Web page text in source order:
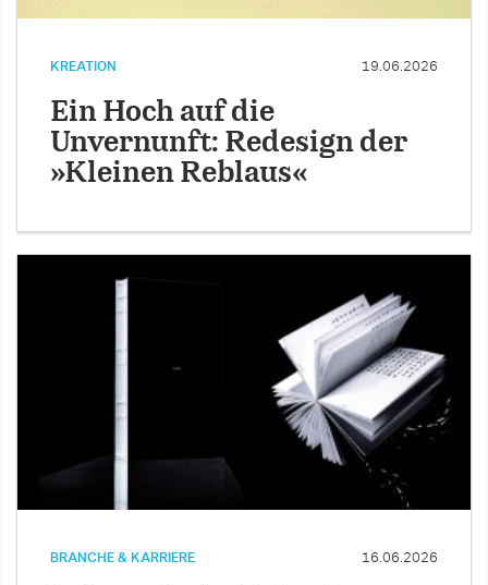
KREATION 19.06.2026
Ein Hoch auf die
Unvernunft: Redesign der
»Kleinen Reblaus«
BRANCHE & KARRIERE 16.06.2026